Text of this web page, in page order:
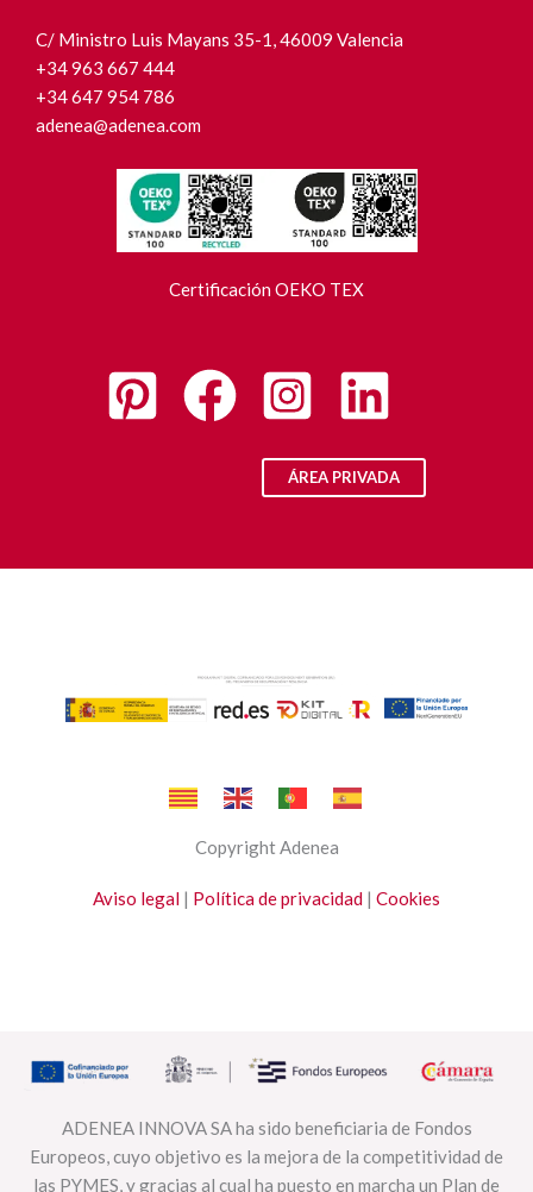
C/ Ministro Luis Mayans 35-1, 46009 Valencia
+34 963 667 444
+34 647 954 786
adenea@adenea.com
Certificación OEKO TEX
ÁREA PRIVADA
Copyright Adenea
Aviso legal | Política de privacidad | Cookies
ADENEA INNOVA SA ha sido beneficiaria de Fondos
Europeos, cuyo objetivo es la mejora de la competitividad de
las PYMES, y gracias al cual ha puesto en marcha un Plan de